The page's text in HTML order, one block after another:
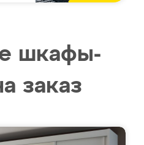
шкафы-
заказ